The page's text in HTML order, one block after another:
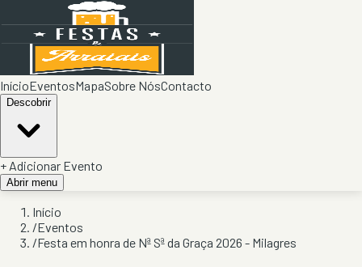
InícioEventosMapaSobre NósContacto
Descobrir
+ Adicionar Evento
Abrir menu
Início
/Eventos
/Festa em honra de Nª Sª da Graça 2026 - Milagres